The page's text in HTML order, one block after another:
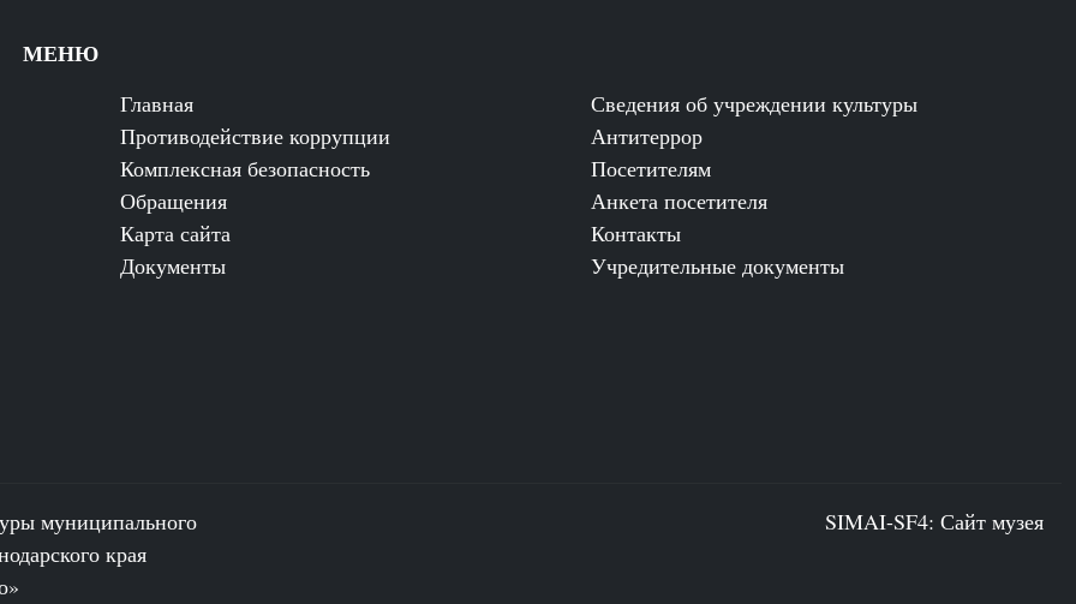
МЕНЮ
Главная
Сведения об учреждении культуры
Противодействие коррупции
Антитеррор
Комплексная безопасность
Посетителям
Обращения
Анкета посетителя
Карта сайта
Контакты
Документы
Учредительные документы
муниципального
края
SIMAI-SF4: Сайт музея